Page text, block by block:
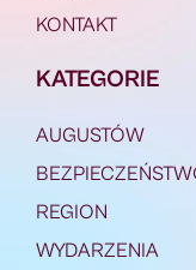
KONTAKT
KATEGORIE
AUGUSTÓW
REGION
WYDARZENIA